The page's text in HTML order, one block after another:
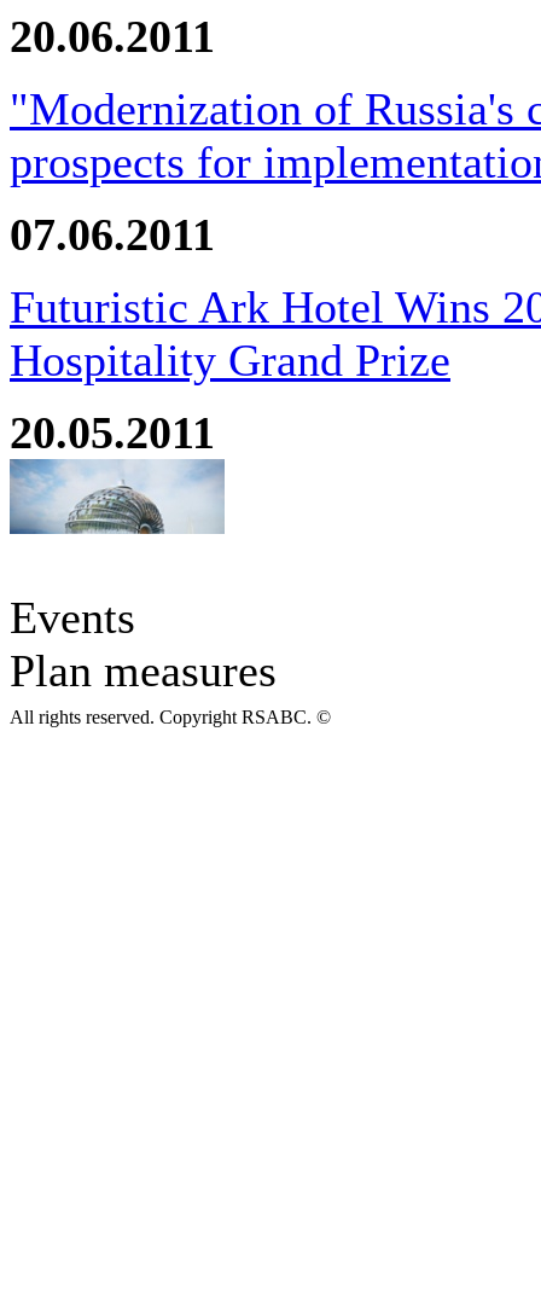
20.06.2011
"Modernization of Russia's
prospects for
07.06.2011
Futuristic Ark Hotel Wins
Hospitality Grand Prize
20.05.2011
Events
Plan measures
All rights reserved. Copyright RSABC. ©